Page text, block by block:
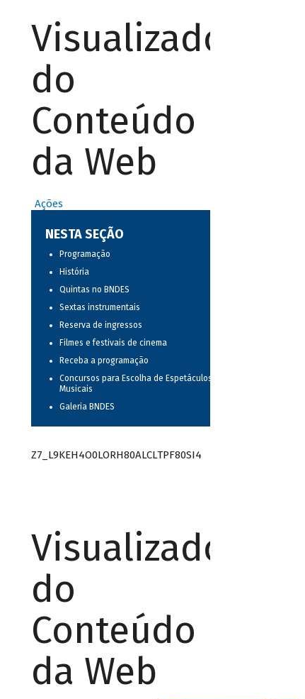
Visualizador
do
Conteúdo
da Web
Ações
NESTA SEÇÃO
Programação
História
Quintas no BNDES
Sextas instrumentais
Reserva de ingressos
Filmes e festivais de cinema
Receba a programação
Concursos para Escolha de Espetáculos
Musicais
Galeria BNDES
Z7_L9KEH4O0LORH80ALCLTPF80SI4
Visualizador
do
Conteúdo
da Web